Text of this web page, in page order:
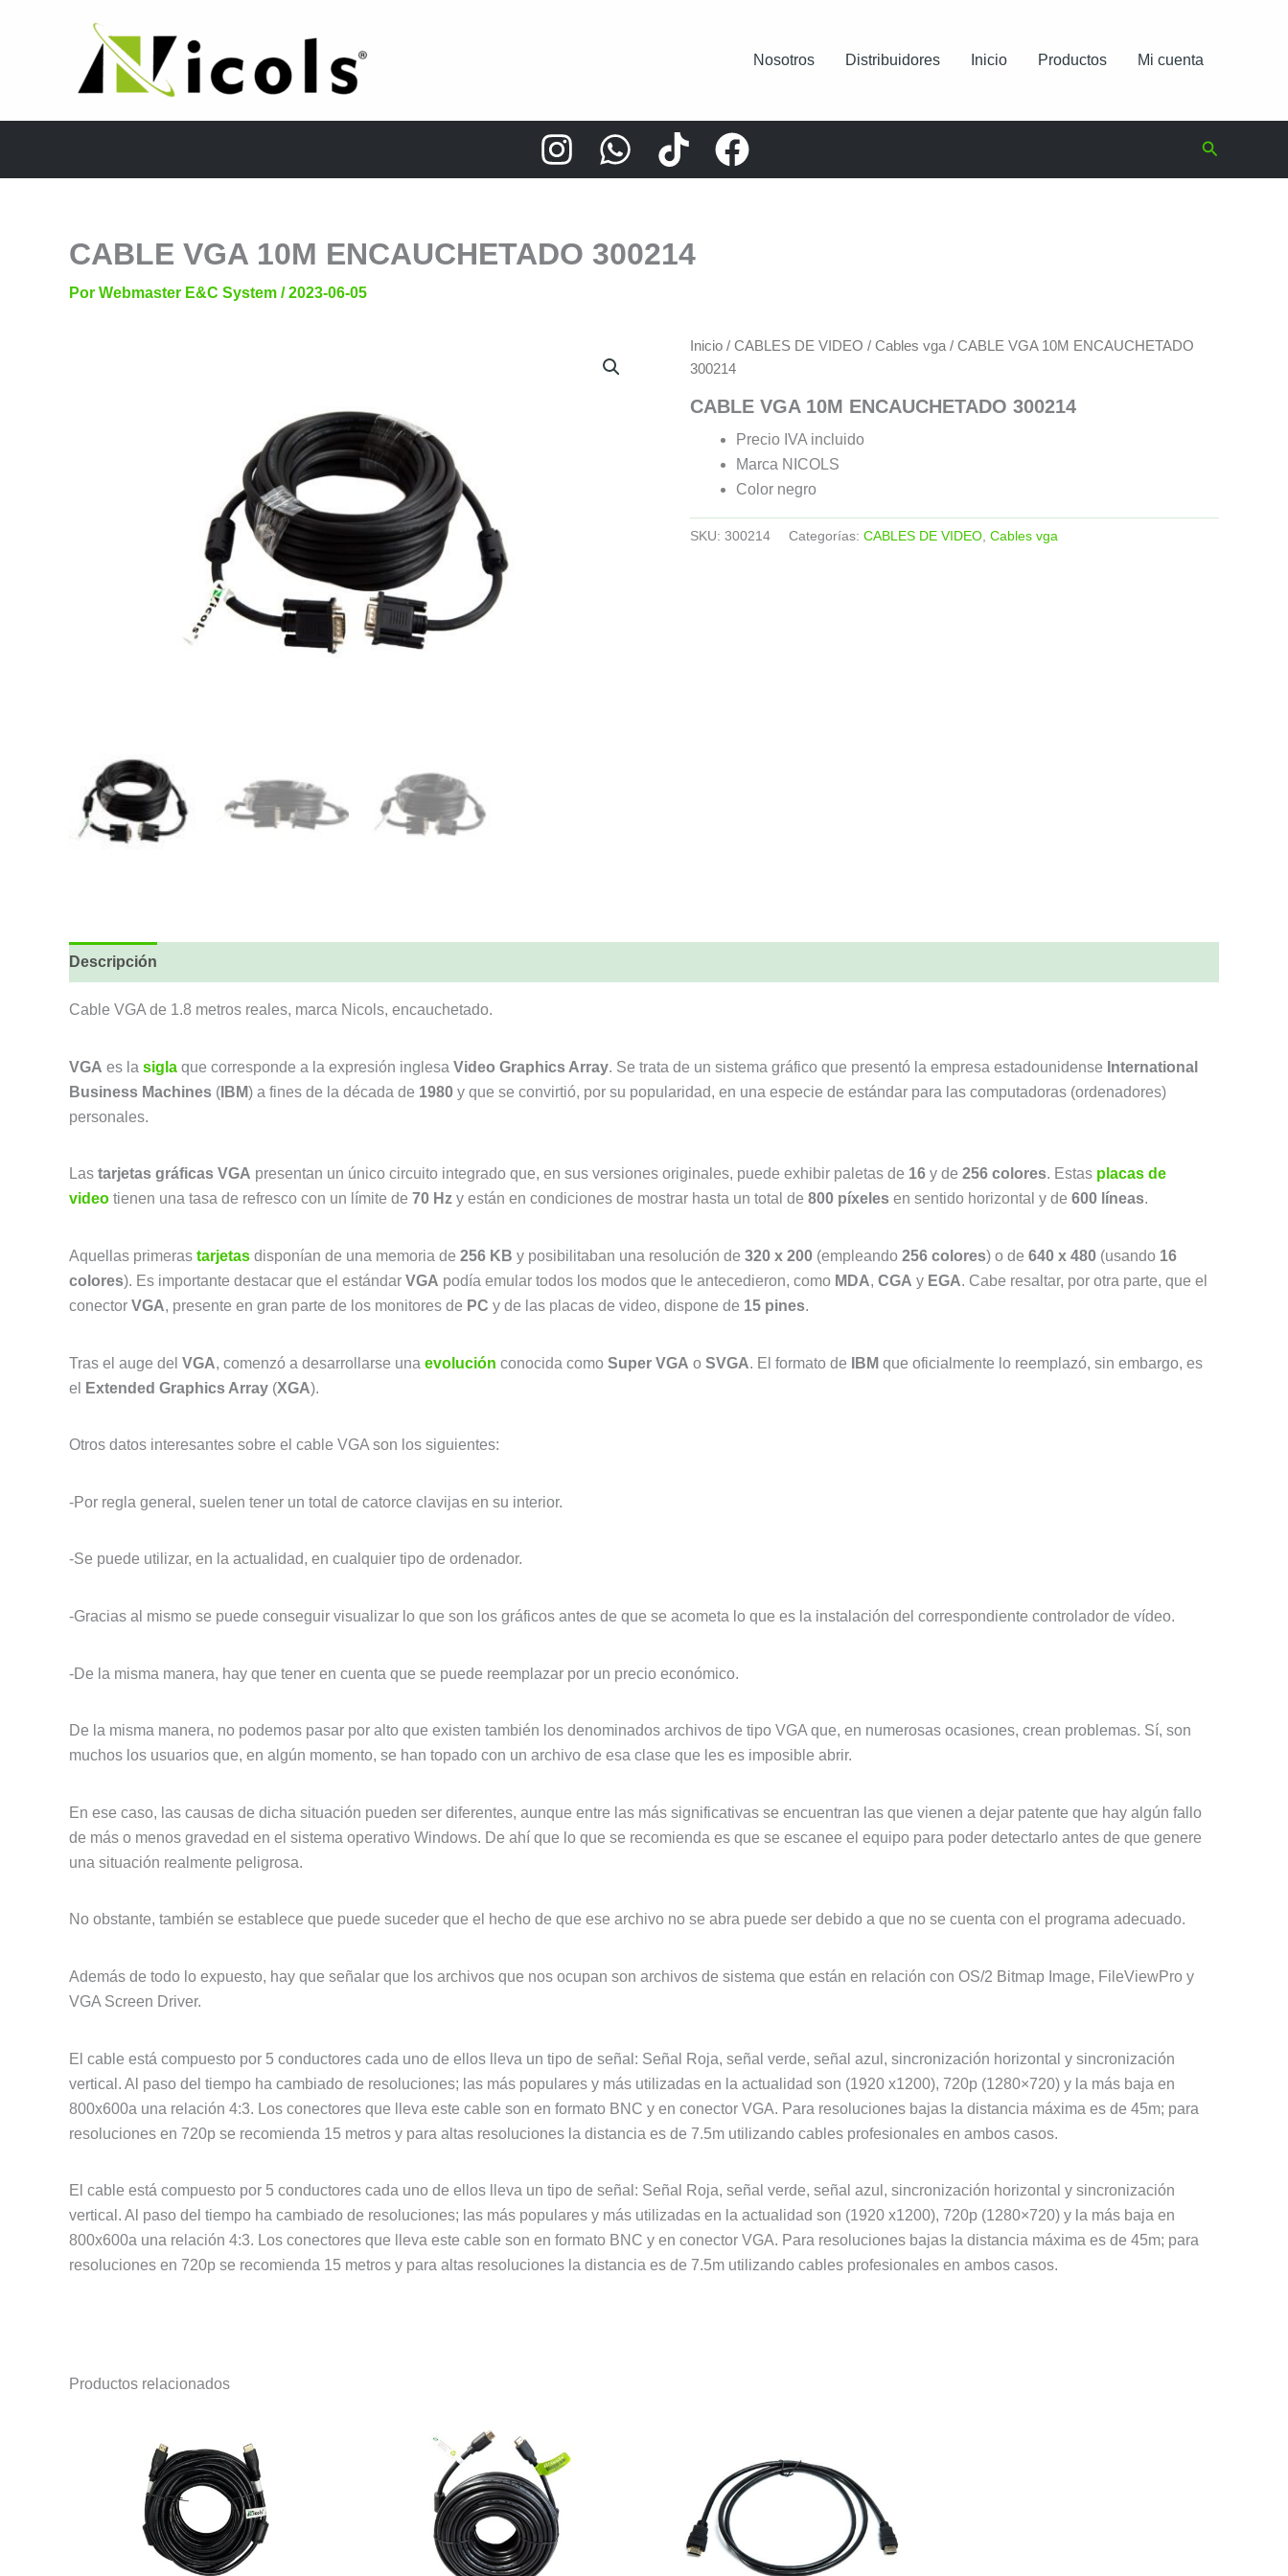
Nosotros Distribuidores Inicio Productos Mi cuenta
Buscar
CABLE VGA 10M ENCAUCHETADO 300214
Por Webmaster E&C System /2023-06-05
Inicio / CABLES DE VIDEO / Cables vga / CABLE VGA 10M ENCAUCHETADO
300214
CABLE VGA 10M ENCAUCHETADO 300214
Precio IVA incluido
Marca NICOLS
Color negro
SKU: 300214 Categorías: CABLES DE VIDEO Cables vga
Descripción
Cable VGA de 1.8 metros reales, marca Nicols, encauchetado.
VGA es la sigla que corresponde a la expresión inglesa Video Graphics Array. Se trata de un sistema gráfico que presentó la empresa estadounidense International
Business Machines ( IBM) a fines de la década de 1980 y que se convirtió, por su popularidad, en una especie de estándar para las computadoras (ordenadores)
personales.
Las tarjetas gráficas VGA presentan un único circuito integrado que, en sus versiones originales, puede exhibir paletas de 16 y de 256 colores. Estas placas de
video tienen una tasa de refresco con un límite de 70 Hz y están en condiciones de mostrar hasta un total de 800 píxeles en sentido horizontal y de 600 líneas.
Aquellas primeras tarjetas disponían de una memoria de 256 KB y posibilitaban una resolución de 320 x 200 (empleando 256 colores) o de 640 x 480 (usando 16
colores). Es importante destacar que el estándar VGA podía emular todos los modos que le antecedieron, como MDA, CGA y EGA. Cabe resaltar, por otra parte, que el
conector VGA, presente en gran parte de los monitores de PC y de las placas de video, dispone de 15 pines.
Tras el auge del VGA, comenzó a desarrollarse una evolución conocida como Super VGA o SVGA. El formato de IBM que oficialmente lo reemplazó, sin embargo, es
el
Extended Graphics Array (XGA).
Otros datos interesantes sobre el cable VGA son los siguientes:
-Por regla general, suelen tener un total de catorce clavijas en su interior.
-Se puede utilizar, en la actualidad, en cualquier tipo de ordenador.
-Gracias al mismo se puede conseguir visualizar lo que son los gráficos antes de que se acometa lo que es la instalación del correspondiente controlador de vídeo.
-De la misma manera, hay que tener en cuenta que se puede reemplazar por un precio económico.
De la misma manera, no podemos pasar por alto que existen también los denominados archivos de tipo VGA que, en numerosas ocasiones, crean problemas. Sí, son
muchos los usuarios que, en algún momento, se han topado con un archivo de esa clase que les es imposible abrir.
En ese caso, las causas de dicha situación pueden ser diferentes, aunque entre las más significativas se encuentran las que vienen a dejar patente que hay algún fallo
de más o menos gravedad en el sistema operativo Windows. De ahí que lo que se recomienda es que se escanee el equipo para poder detectarlo antes de que genere
una situación realmente peligrosa.
No obstante, también se establece que puede suceder que el hecho de que ese archivo no se abra puede ser debido a que no se cuenta con el programa adecuado.
Además de todo lo expuesto, hay que señalar que los archivos que nos ocupan son archivos de sistema que están en relación con OS/2 Bitmap Image, FileViewPro y
VGA Screen Driver.
El cable está compuesto por 5 conductores cada uno de ellos lleva un tipo de señal: Señal Roja, señal verde, señal azul, sincronización horizontal y sincronización
vertical. Al paso del tiempo ha cambiado de resoluciones; las más populares y más utilizadas en la actualidad son (1920 x1200), 720p (1280×720) y la más baja en
800x600a una relación 4:3. Los conectores que lleva este cable son en formato BNC y en conector VGA. Para resoluciones bajas la distancia máxima es de 45m; para
resoluciones en 720p se recomienda 15 metros y para altas resoluciones la distancia es de 7.5m utilizando cables profesionales en ambos casos.
El cable está compuesto por 5 conductores cada uno de ellos lleva un tipo de señal: Señal Roja, señal verde, señal azul, sincronización horizontal y sincronización
vertical. Al paso del tiempo ha cambiado de resoluciones; las más populares y más utilizadas en la actualidad son (1920 x1200), 720p (1280×720) y la más baja en
800x600a una relación 4:3. Los conectores que lleva este cable son en formato BNC y en conector VGA. Para resoluciones bajas la distancia máxima es de 45m; para
resoluciones en 720p se recomienda 15 metros y para altas resoluciones la distancia es de 7.5m utilizando cables profesionales en ambos casos.
Productos relacionados